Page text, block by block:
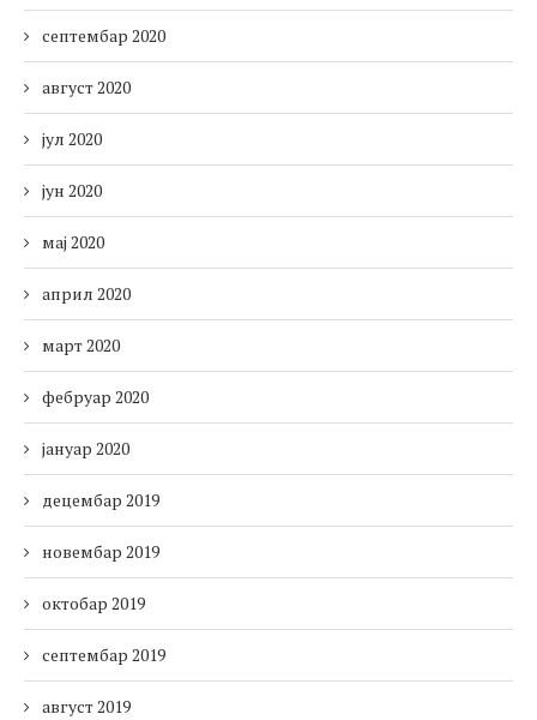
септембар 2020
август 2020
јул 2020
јун 2020
мај 2020
април 2020
март 2020
фебруар 2020
јануар 2020
децембар 2019
новембар 2019
октобар 2019
септембар 2019
август 2019